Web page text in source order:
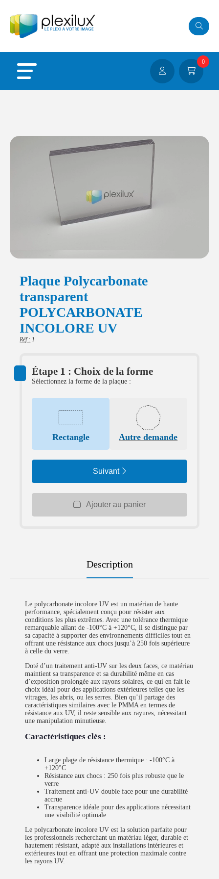
0
Plaque Polycarbonate
transparent
POLYCARBONATE
INCOLORE UV
Réf : 1
Étape 1 : Choix de la forme
Sélectionnez la forme de la plaque :
Rectangle Autre demande
Suivant
Ajouter au panier
Description
Le polycarbonate incolore UV est un matériau de haute
performance, spécialement conçu pour résister aux
conditions les plus extrêmes. Avec une tolérance thermique
remarquable allant de -100°C à +120°C, il se distingue par
sa capacité à supporter des environnements difficiles tout en
offrant une résistance aux chocs jusqu’à 250 fois supérieure
à celle du verre.
Doté d’un traitement anti-UV sur les deux faces, ce matériau
maintient sa transparence et sa durabilité même en cas
d’exposition prolongée aux rayons solaires, ce qui en fait le
choix idéal pour des applications extérieures telles que les
vitrages, les abris, ou les serres. Bien qu’il partage des
caractéristiques similaires avec le PMMA en termes de
résistance aux UV, il reste sensible aux rayures, nécessitant
une manipulation minutieuse.
Caractéristiques clés :
Large plage de résistance thermique : -100°C à
+120°C
Résistance aux chocs : 250 fois plus robuste que le
verre
Traitement anti-UV double face pour une durabilité
accrue
Transparence idéale pour des applications nécessitant
une visibilité optimale
Le polycarbonate incolore UV est la solution parfaite pour
les professionnels recherchant un matériau léger, durable et
hautement résistant, adapté aux installations intérieures et
extérieures tout en offrant une protection maximale contre
les rayons UV.